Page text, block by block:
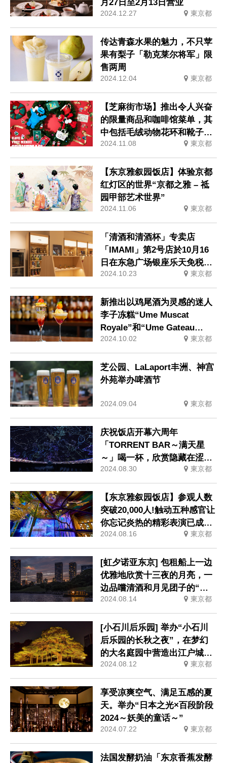
月27日至2月13日营业
2024.12.27 東京都
传达青森水果的魅力，不只苹
果有梨子「勒克莱尔将军」限
售两周
2024.12.04 東京都
【芝麻街市场】推出令人兴奋
的限量商品和咖啡馆菜单，其
中包括毛绒动物花环和靴子形
状的杯子，其中的人物享受着
闪闪发光的圣诞节。
2024.11.08 東京都
【东京雅叙园饭店】体验京都
红灯区的世界“京都之雅 – 祗
园甲部艺术世界”
2024.11.06 東京都
「清酒和清酒杯」专卖店
「IMAMI」第2号店於10月16
日在东急广场银座乐天免税店
银座开业
2024.10.23 東京都
新推出以鸡尾酒为灵感的迷人
李子冻糕“Ume Muscat
Royale”和“Ume Gateau
Fromage”！梅子味十足的下
午茶新方案
2024.10.02 東京都
芝公园、LaLaport丰洲、神宫
外苑举办啤酒节
2024.09.04 東京都
庆祝饭店开幕六周年
「TORRENT BAR～满天星
～」喝一杯，欣赏隐藏在涩谷
霓虹灯下的最美星空
2024.08.30 東京都
【东京雅叙园饭店】参观人数
突破20,000人!触动五种感官让
你忘记炎热的精彩表演已成为
热门话题：“和之光×百段阶段
2024～妖美的童话～”
2024.08.16 東京都
[虹夕诺亚东京] 包租船上一边
优雅地欣赏十三夜的月亮，一
边品嚐清酒和月见团子的“晚
月住宿”
2024.08.14 東京都
[小石川后乐园] 举办“小石川
后乐园的长秋之夜”，在梦幻
的大名庭园中营造出江户城的
喧嚣
2024.08.12 東京都
享受凉爽空气、满足五感的夏
天。举办“日本之光×百段阶段
2024～妖美的童话～”
2024.07.22 東京都
法国发酵奶油「东京香蕉发酵